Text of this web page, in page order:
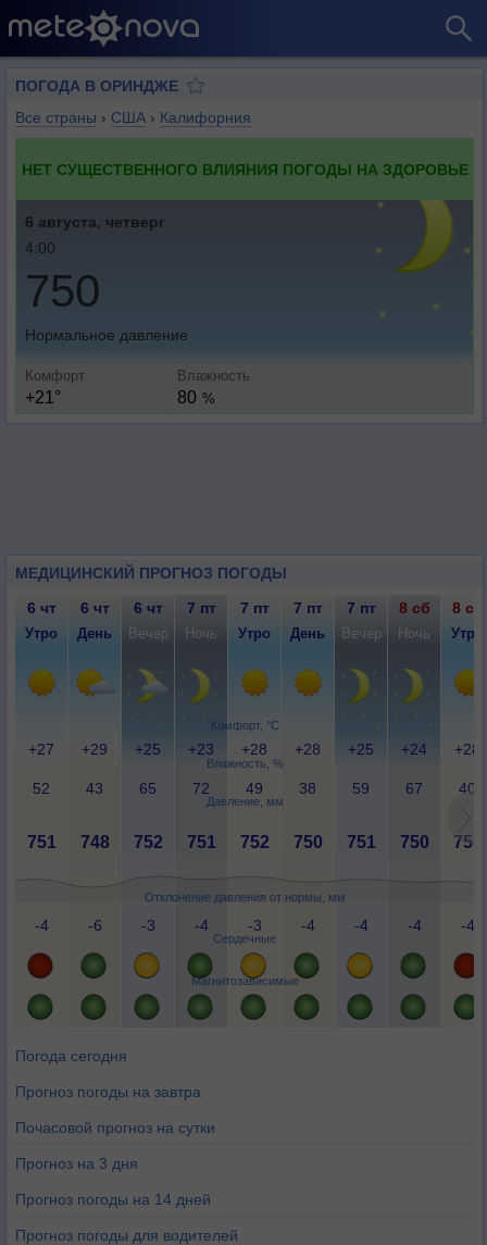
ПОГОДА В ОРИНДЖЕ
Все страны › США › Калифорния
НЕТ СУЩЕСТВЕННОГО ВЛИЯНИЯ ПОГОДЫ НА ЗДОРОВЬЕ
6 августа, четверг
4:00
750
Нормальное давление
Комфорт
+21°
Влажность
80 %
МЕДИЦИНСКИЙ ПРОГНОЗ ПОГОДЫ
Комфорт, °C
Влажность, %
Давление, мм
Отклонение давления от нормы, мм
Сердечные
Магнитозависимые
6 чт 6 чт 6 чт 7 пт 7 пт 7 пт 7 пт 8 сб 8 сб
Утро День Вечер Ночь Утро День Вечер Ночь Утро
+27 +29 +25 +23 +28 +28 +25 +24 +28
52 43 65 72 49 38 59 67 40
751 748 752 751 752 750 751 750 750
-4 -6 -3 -4 -3 -4 -4 -4 -4
Погода сегодня
Прогноз погоды на завтра
Почасовой прогноз на сутки
Прогноз на 3 дня
Прогноз погоды на 14 дней
Прогноз погоды для водителей